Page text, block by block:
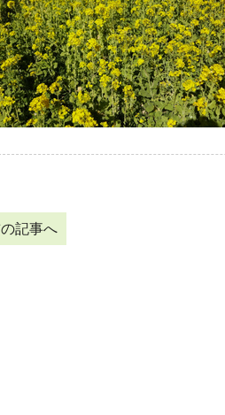
記事へ